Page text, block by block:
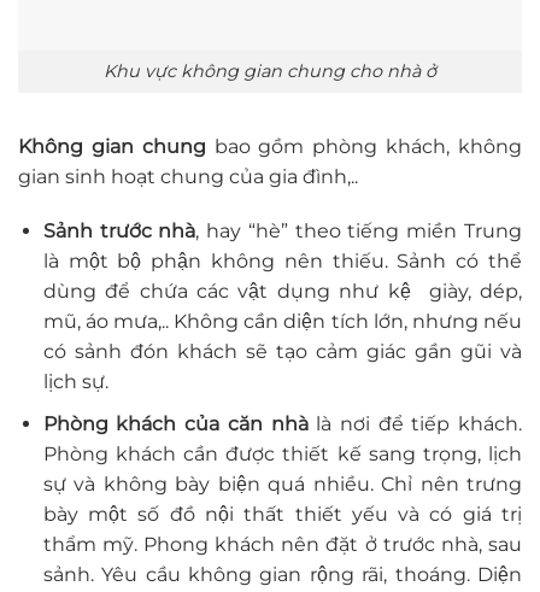
Khu vực không gian chung cho nhà ở
Không gian chung bao gồm phòng khách, không
gian sinh hoạt chung của gia đình,..
Sảnh trước nhà, hay “hè” theo tiếng miền Trung
là một bộ phận không nên thiếu. Sảnh có thể
dùng để chứa các vật dụng như kệ giày, dép,
mũ, áo mưa,.. Không cần diện tích lớn, nhưng nếu
có sảnh đón khách sẽ tạo cảm giác gần gũi và
lịch sự.
Phòng khách của căn nhàlà nơi để tiếp khách.
Phòng khách cần được thiết kế sang trọng, lịch
sự và không bày biện quá nhiều. Chỉ nên trưng
bày một số đồ nội thất thiết yếu và có giá trị
thẩm mỹ. Phong khách nên đặt ở trước nhà, sau
sảnh. Yêu cầu không gian rộng rãi, thoáng. Diện